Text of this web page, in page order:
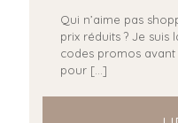
Qui n’aime pas
prix réduits ? Je
codes promos avant
pour […]